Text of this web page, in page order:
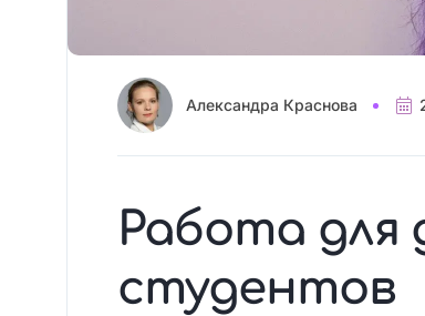
Александра Краснова
Работа для
студентов